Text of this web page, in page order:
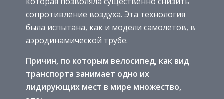
сопротивление воздуха. Эта технология
была испытана, как и модели самолетов, в
аэродинамической трубе.
Причин, по которым велосипед, как вид
транспорта занимает одно их
лидирующих мест в мире множество,